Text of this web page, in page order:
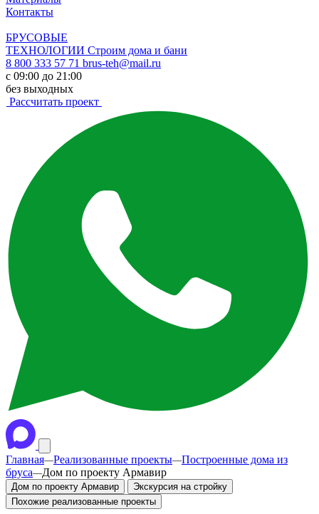
Контакты
БРУСОВЫЕ
ТЕХНОЛОГИИ Строим дома и бани
8 800 333 57 71 brus-teh@mail.ru
с 09:00 до 21:00
без выходных
Рассчитать проект
Главная—Реализованные проекты—Построенные дома из
бруса—Дом по проекту Армавир
Дом по проекту Армавир
Экскурсия на стройку
Похожие реализованные проекты